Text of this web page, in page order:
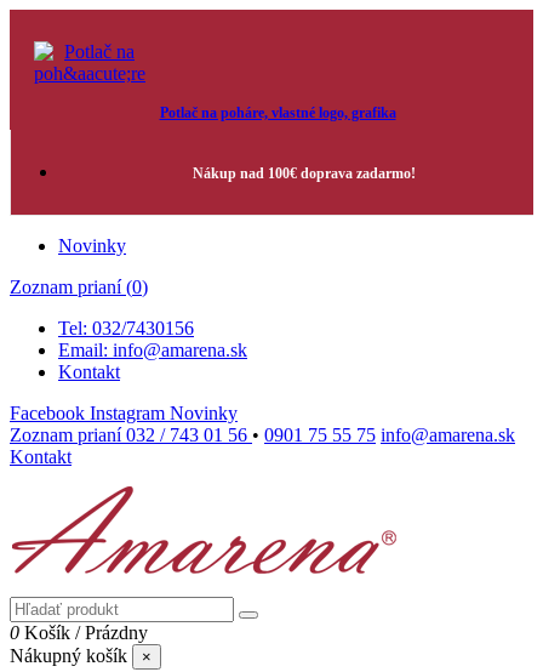
Potlač na poháre, vlastné logo, grafika
Nákup nad 100€ doprava zadarmo!
Novinky
Zoznam prianí (0)
Tel: 032/7430156
Email: info@amarena.sk
Kontakt
Facebook Instagram Novinky
Zoznam prianí 032 / 743 01 56 • 0901 75 55 75 info@amarena.sk
Kontakt
0 Košík /Prázdny
Nákupný košík
×